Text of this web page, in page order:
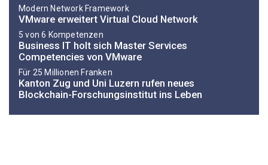
Modern Network Framework
VMware erweitert Virtual Cloud Network
5 von 6 Kompetenzen
Business IT holt sich Master Services
Competencies von VMware
Für 25 Millionen Franken
Kanton Zug und Uni Luzern rufen neues
Blockchain-Forschungsinstitut ins Leben